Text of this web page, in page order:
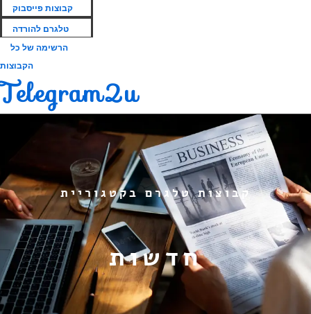
קבוצות פייסבוק
טלגרם להורדה
הרשימה של כל
הקבוצות
Telegram2u
קבוצות טלגרם בקטגוריית
חדשות